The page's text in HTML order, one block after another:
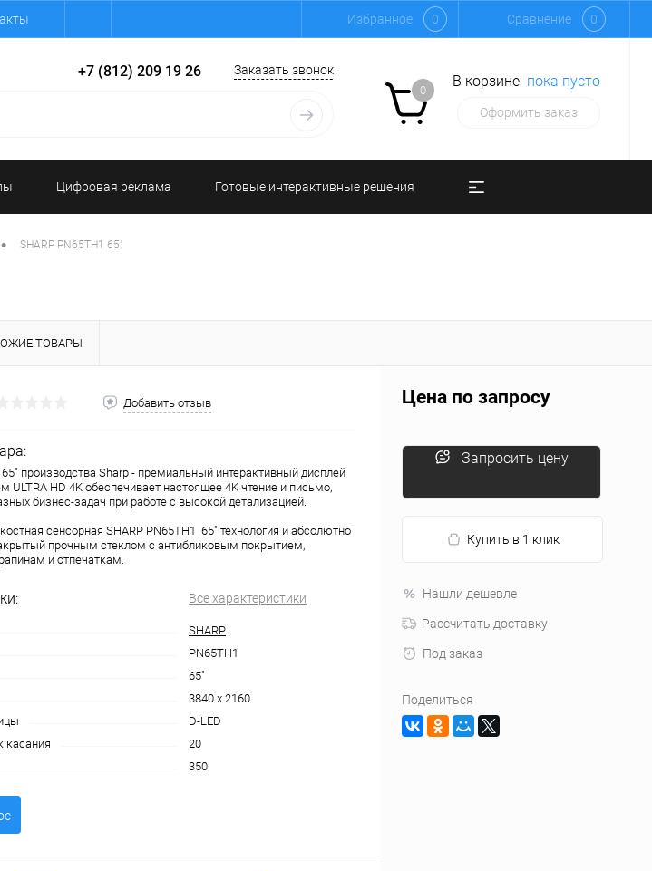
Избранное 0 Сравнение 0
+7 (812) 209 19 26 Заказать звонок
0
В корзине пока пусто
Оформить заказ
Цифровая реклама Готовые интерактивные решения
• SHARP PN65TH1 65"
ТОВАРЫ
Добавить отзыв
производства Sharp - премиальный интерактивный дисплей
ULTRA HD 4K обеспечивает настоящее 4K чтение и письмо,
бизнес-задач при работе с высокой детализацией.
сенсорная SHARP PN65TH1 65" технология и абсолютно
прочным стеклом с антибликовым покрытием,
и отпечаткам.
Все характеристики
SHARP
PN65TH1
65"
3840 x 2160
D-LED
касания
20
350
Цена по запросу
Запросить цену
Купить в 1 клик
Нашли дешевле
Рассчитать доставку
Под заказ
Поделиться